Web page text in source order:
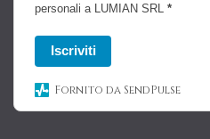
personali a LUMIAN SRL *
Iscriviti
Fornito da SendPulse